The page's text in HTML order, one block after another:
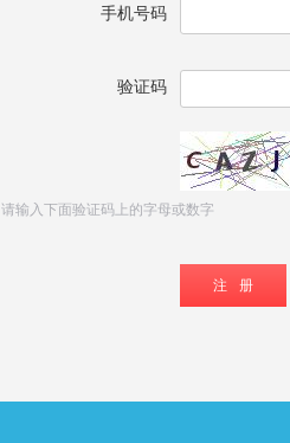
手机号码
验证码
请输入下面验证码上的字母或数字